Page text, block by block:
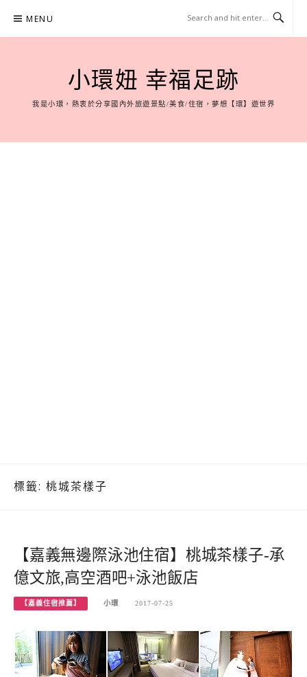
content
MENU
小環妞 幸福足跡
我是小環，熱衷於分享國內外旅遊景點/美食/住宿，夢想【環】遊世界
標籤: 桃城茶樣子
【嘉義無邊際泳池住宿】桃城茶樣子-承
億文旅,高空酒吧+泳池飯店
【嘉義住宿推薦】 小環 2017-07-25